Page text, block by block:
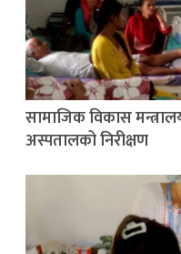
सामाजिक विकास
अस्पतालको निरीक्षण